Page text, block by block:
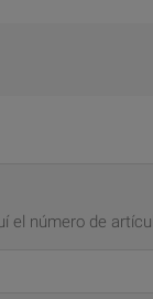
el número de